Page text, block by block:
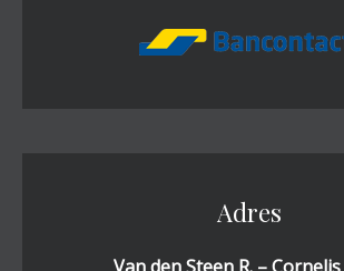
Adres